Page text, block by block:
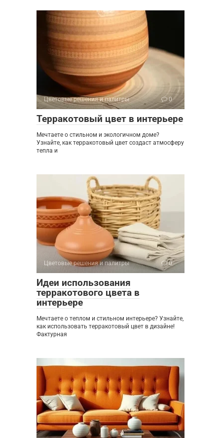
Цветовые решения и палитры 0
Терракотовый цвет в интерьере
Мечтаете о стильном и экологичном доме?
Узнайте, как терракотовый цвет создаст атмосферу
тепла и
Цветовые решения и палитры 0
Идеи использования
терракотового цвета в
интерьере
Мечтаете о теплом и стильном интерьере? Узнайте,
как использовать терракотовый цвет в дизайне!
Фактурная